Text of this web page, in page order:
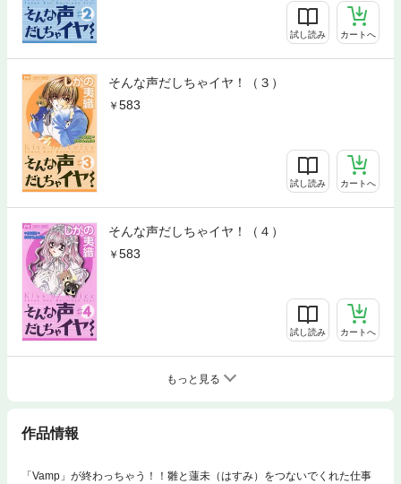
試し読み カートへ
そんな声だしちゃイヤ！（３）
583
試し読み カートへ
そんな声だしちゃイヤ！（４）
583
試し読み カートへ
もっと見る
作品情報
「Vamp」が終わっちゃう！！雛と蓮未（はすみ）をつないでくれた仕事